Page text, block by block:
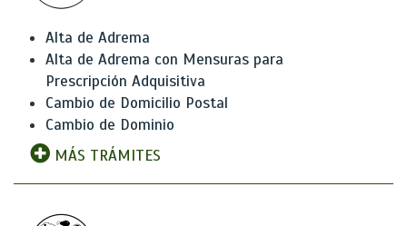
Alta de Adrema
Alta de Adrema con Mensuras para
Prescripción Adquisitiva
Cambio de Domicilio Postal
Cambio de Dominio
MÁS TRÁMITES